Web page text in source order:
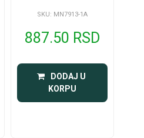
SKU: MN7913-1A
887.50 RSD
DODAJ U
KORPU